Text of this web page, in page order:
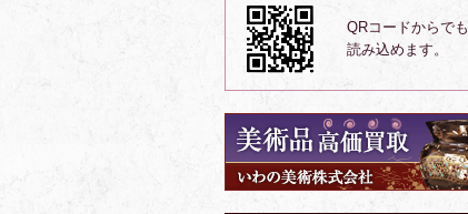
QRコードからでも
読み込めます。